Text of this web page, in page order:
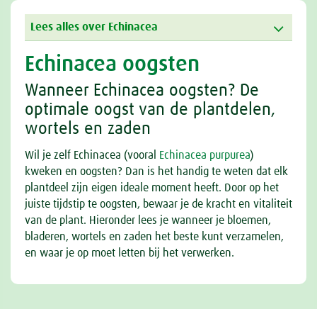
Lees alles over Echinacea
Echinacea oogsten
Wanneer Echinacea oogsten? De
optimale oogst van de plantdelen,
wortels en zaden
Wil je zelf Echinacea (vooral Echinacea purpurea)
kweken en oogsten? Dan is het handig te weten dat elk
plantdeel zijn eigen ideale moment heeft. Door op het
juiste tijdstip te oogsten, bewaar je de kracht en vitaliteit
van de plant. Hieronder lees je wanneer je bloemen,
bladeren, wortels en zaden het beste kunt verzamelen,
en waar je op moet letten bij het verwerken.